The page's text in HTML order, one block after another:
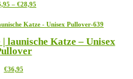
– €28,95
bis
weist
Varianten
launische Katze – Unisex
€36,95Dieses